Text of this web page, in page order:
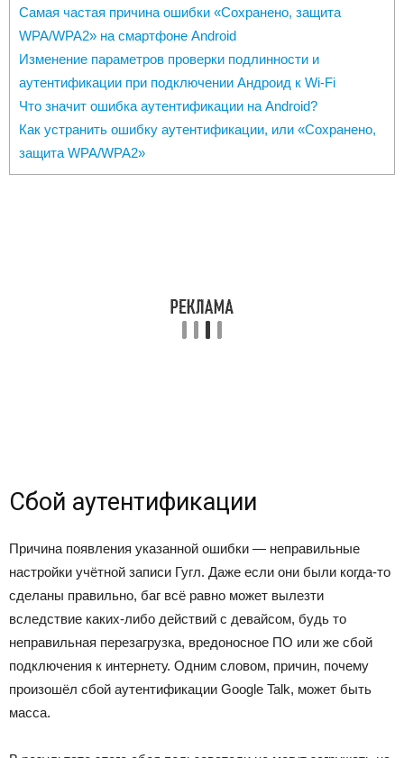
Самая частая причина ошибки «Сохранено, защита
WPA/WPA2» на смартфоне Android
Изменение параметров проверки подлинности и
аутентификации при подключении Андроид к Wi-Fi
Что значит ошибка аутентификации на Android?
Как устранить ошибку аутентификации, или «Сохранено,
защита WPA/WPA2»
Сбой аутентификации
Причина появления указанной ошибки — неправильные
настройки учётной записи Гугл. Даже если они были когда-то
сделаны правильно, баг всё равно может вылезти
вследствие каких-либо действий с девайсом, будь то
неправильная перезагрузка, вредоносное ПО или же сбой
подключения к интернету. Одним словом, причин, почему
произошёл сбой аутентификации Google Talk, может быть
масса.